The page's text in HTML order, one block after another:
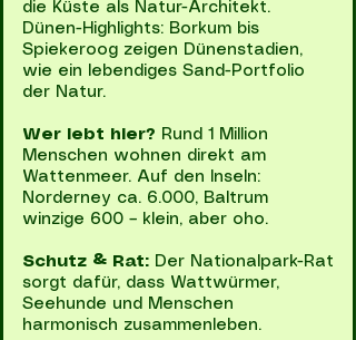
die Küste als Natur-Architekt.
Dünen-Highlights: Borkum bis
Spiekeroog zeigen Dünenstadien,
wie ein lebendiges Sand-Portfolio
der Natur.
Wer lebt hier? Rund 1 Million
Menschen wohnen direkt am
Wattenmeer. Auf den Inseln:
Norderney ca. 6.000, Baltrum
winzige 600 – klein, aber oho.
Schutz & Rat: Der Nationalpark-Rat
sorgt dafür, dass Wattwürmer,
Seehunde und Menschen
harmonisch zusammenleben.